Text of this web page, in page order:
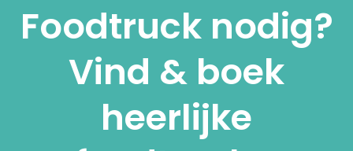
Foodtruck nodig?
Vind & boek
heerlijke